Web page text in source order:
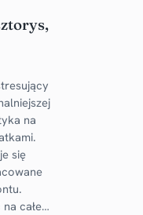
na
się
całe…